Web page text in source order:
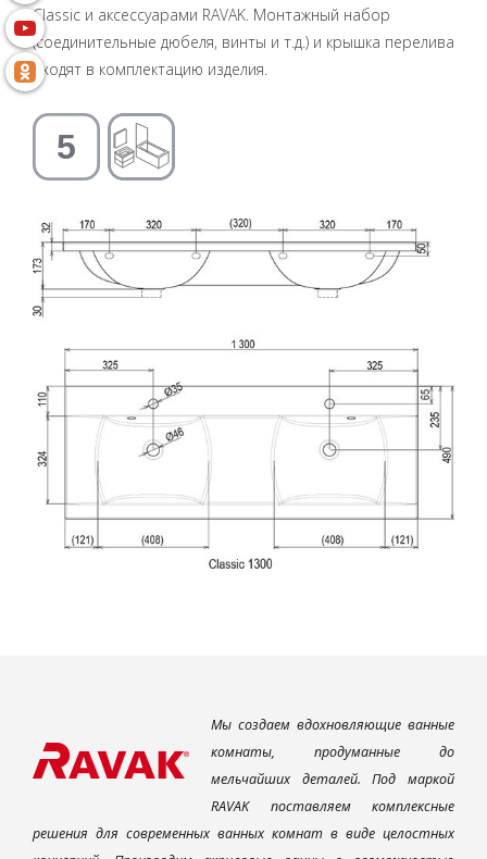
Classic и аксессуарами RAVAK. Монтажный набор
(соединительные дюбеля, винты и т.д.) и крышка перелива
входят в комплектацию изделия.
Мы создаем вдохновляющие ванные
комнаты, продуманные до
мельчайших деталей. Под маркой
RAVAK поставляем комплексные
решения для современных ванных комнат в виде целостных